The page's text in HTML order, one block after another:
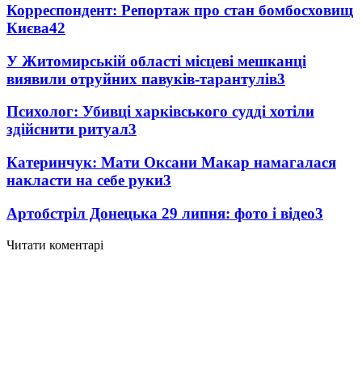
Корреспондент: Репортаж про стан бомбосховищ
Києва42
У Житомирській області місцеві мешканці
виявили отруйних павуків-тарантулів3
Психолог: Убивці харківського судді хотіли
здійснити ритуал3
Катеринчук: Мати Оксани Макар намагалася
накласти на себе руки3
Артобстріл Донецька 29 липня: фото і відео3
Читати коментарі